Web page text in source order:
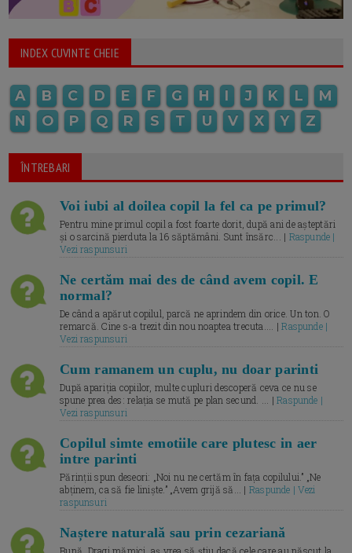
INDEX CUVINTE CHEIE
A B C D E F G H I J K L
M
N
O P Q R S T U V X Y Z
ÎNTREBARI
Voi iubi al doilea copil la fel ca pe primul?
Pentru mine primul copil a fost foarte dorit, după ani de așteptări
și o sarcină pierduta la 16 săptămâni. Sunt însărc... | Raspunde |
Vezi raspunsuri
Ne certăm mai des de când avem copil. E
normal?
De când a apărut copilul, parcă ne aprindem din orice. Un ton. O
remarcă. Cine s-a trezit din nou noaptea trecuta.... |Raspunde |
Vezi raspunsuri
Cum ramanem un cuplu, nu doar parinti
După apariția copiilor, multe cupluri descoperă ceva ce nu se
spune prea des: relația se mută pe plan secund. ... |Raspunde |
Vezi raspunsuri
Copilul simte emotiile care plutesc in aer
intre parinti
Părinții spun deseori: „Noi nu ne certăm în fața copilului.” „Ne
abținem, ca să fie liniște.” „Avem grijă să... | Raspunde | Vezi
raspunsuri
Naștere naturală sau prin cezariană